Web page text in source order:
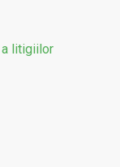
a litigiilor